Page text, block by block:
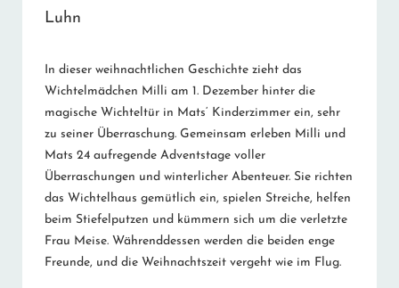
Luhn
In dieser weihnachtlichen Geschichte zieht das
Wichtelmädchen Milli am 1. Dezember hinter die
magische Wichteltür in Mats‘ Kinderzimmer ein, sehr
zu seiner Überraschung. Gemeinsam erleben Milli und
Mats 24 aufregende Adventstage voller
Überraschungen und winterlicher Abenteuer. Sie richten
das Wichtelhaus gemütlich ein, spielen Streiche, helfen
beim Stiefelputzen und kümmern sich um die verletzte
Frau Meise. Währenddessen werden die beiden enge
Freunde, und die Weihnachtszeit vergeht wie im Flug.